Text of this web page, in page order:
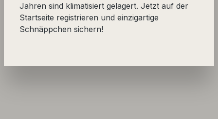
Jahren sind klimatisiert gelagert. Jetzt auf der
Startseite registrieren und einzigartige
Schnäppchen sichern!